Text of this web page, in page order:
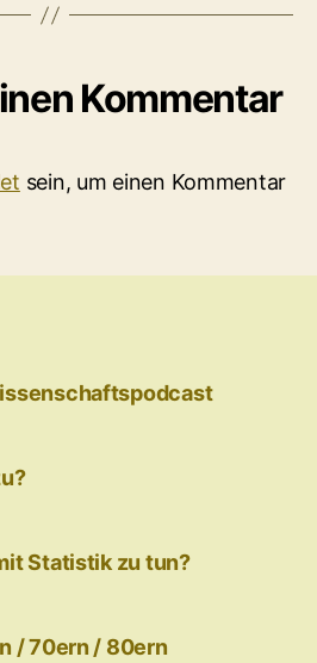
Kommentar
sein, um einen Kommentar
Statistik zu tun?
/ 70ern / 80ern